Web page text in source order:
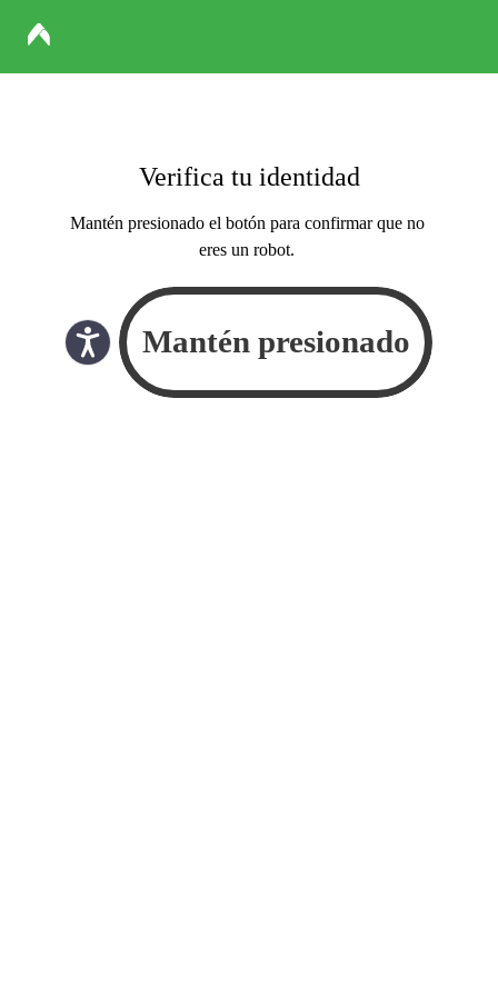
Verifica tu identidad
Mantén presionado el botón para confirmar que no
eres un robot.